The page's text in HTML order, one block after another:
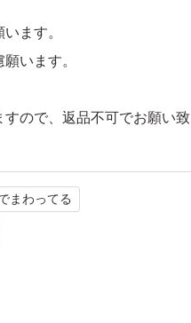
ます。
います。
ので、返品不可でお願い致
下さい。。写真で確認よろ
送する際にも、必ず動作確
まわってる